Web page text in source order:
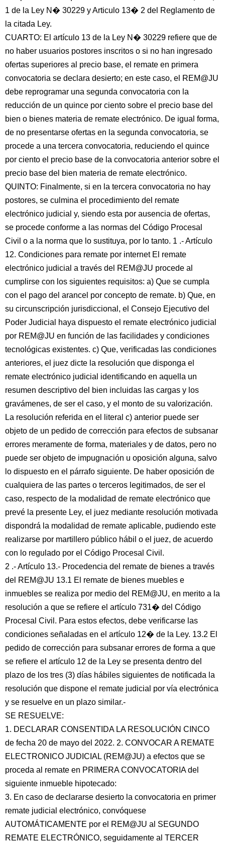
1 de la Ley N� 30229 y Articulo 13� 2 del Reglamento de
la citada Ley.
CUARTO: El artículo 13 de la Ley N� 30229 refiere que de
no haber usuarios postores inscritos o si no han ingresado
ofertas superiores al precio base, el remate en primera
convocatoria se declara desierto; en este caso, el REM@JU
debe reprogramar una segunda convocatoria con la
reducción de un quince por ciento sobre el precio base del
bien o bienes materia de remate electrónico. De igual forma,
de no presentarse ofertas en la segunda convocatoria, se
procede a una tercera convocatoria, reduciendo el quince
por ciento el precio base de la convocatoria anterior sobre el
precio base del bien materia de remate electrónico.
QUINTO: Finalmente, si en la tercera convocatoria no hay
postores, se culmina el procedimiento del remate
electrónico judicial y, siendo esta por ausencia de ofertas,
se procede conforme a las normas del Código Procesal
Civil o a la norma que lo sustituya, por lo tanto. 1 .- Artículo
12. Condiciones para remate por internet El remate
electrónico judicial a través del REM@JU procede al
cumplirse con los siguientes requisitos: a) Que se cumpla
con el pago del arancel por concepto de remate. b) Que, en
su circunscripción jurisdiccional, el Consejo Ejecutivo del
Poder Judicial haya dispuesto el remate electrónico judicial
por REM@JU en función de las facilidades y condiciones
tecnológicas existentes. c) Que, verificadas las condiciones
anteriores, el juez dicte la resolución que disponga el
remate electrónico judicial identificando en aquella un
resumen descriptivo del bien incluidas las cargas y los
gravámenes, de ser el caso, y el monto de su valorización.
La resolución referida en el literal c) anterior puede ser
objeto de un pedido de corrección para efectos de subsanar
errores meramente de forma, materiales y de datos, pero no
puede ser objeto de impugnación u oposición alguna, salvo
lo dispuesto en el párrafo siguiente. De haber oposición de
cualquiera de las partes o terceros legitimados, de ser el
caso, respecto de la modalidad de remate electrónico que
prevé la presente Ley, el juez mediante resolución motivada
dispondrá la modalidad de remate aplicable, pudiendo este
realizarse por martillero público hábil o el juez, de acuerdo
con lo regulado por el Código Procesal Civil.
2 .- Artículo 13.- Procedencia del remate de bienes a través
del REM@JU 13.1 El remate de bienes muebles e
inmuebles se realiza por medio del REM@JU, en merito a la
resolución a que se refiere el artículo 731� del Código
Procesal Civil. Para estos efectos, debe verificarse las
condiciones señaladas en el artículo 12� de la Ley. 13.2 El
pedido de corrección para subsanar errores de forma a que
se refiere el artículo 12 de la Ley se presenta dentro del
plazo de los tres (3) días hábiles siguientes de notificada la
resolución que dispone el remate judicial por vía electrónica
y se resuelve en un plazo similar.-
SE RESUELVE:
1. DECLARAR CONSENTIDA LA RESOLUCIÓN CINCO
de fecha 20 de mayo del 2022. 2. CONVOCAR A REMATE
ELECTRONICO JUDICIAL (REM@JU) a efectos que se
proceda al remate en PRIMERA CONVOCATORIA del
siguiente inmueble hipotecado:
3. En caso de declararse desierto la convocatoria en primer
remate judicial electrónico, convóquese
AUTOMÁTICAMENTE por el REM@JU al SEGUNDO
REMATE ELECTRÓNICO, seguidamente al TERCER